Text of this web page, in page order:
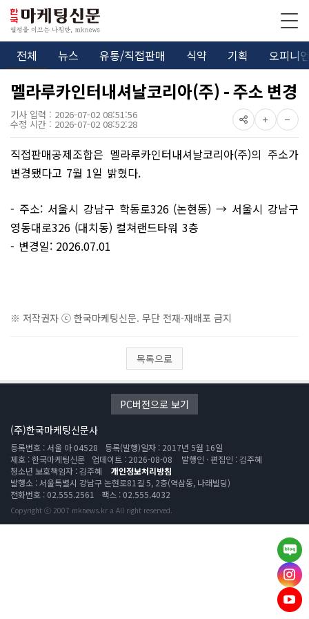
전체 뉴스 유통/직접판매 식약 기획 오피니
멜라루카인터내셔날코리아(주) - 주소 변경
기사 입력 : 2026-07-02 08:51:56
수정 시간 : 2026-07-02 08:52:28
직접판매공제조합은 멜라루카인터내셔날코리아(주)의 주소가
변경됐다고 7월 1일 밝혔다.
- 주소: 서울시 강남구 학동로326 (논현동) → 서울시 강남구
영동대로326 (대치동) 컬쳐랜드타워 3층
- 변경일: 2026.07.01
※ 저작권자 ⓒ 한국마케팅신문. 무단 전재-재배포 금지
목록으로
PC버전으로 보기
(주)한국마케팅신문사
등록번호 : 서울 아 04528
등록(발행)일자 : 2017년 5월 16일
제호 : 한국마케팅신문
업데이트 : 2026-08-08
발행인 · 편집인 : 김주혜
청소년 보호책임자 : 김주혜
개인정보처리방침
발행소 : 서울특별시 강남구 논현로81길 5, 2층(역삼동, 나래빌딩)
전화번호 : 02.555.2561
팩스 : 02.555.4032
Copyright ⓒ 2007 mknews.kr a All right reserved.